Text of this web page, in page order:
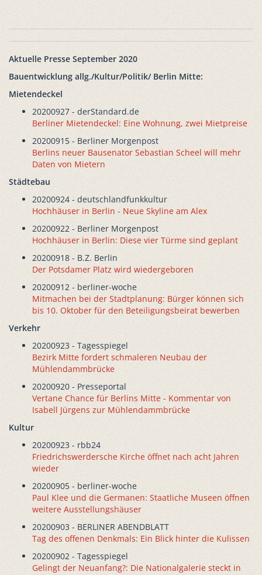
Aktuelle Presse September 2020
Bauentwicklung allg./Kultur/Politik/ Berlin Mitte:
Mietendeckel
20200927 - derStandard.de
Berliner Mietendeckel: Eine Wohnung, zwei Mietpreise
20200915 - Berliner Morgenpost
Berlins neuer Bausenator Sebastian Scheel will mehr
Daten von Mietern
Städtebau
20200924 - deutschlandfunkkultur
Hochhäuser in Berlin - Neue Skyline am Alex
20200922 - Berliner Morgenpost
Hochhäuser in Berlin: Diese vier Türme sind geplant
20200918 - B.Z. Berlin
Der Potsdamer Platz wird wiedergeboren
20200912 - berliner-woche
Mitmachen bei der Stadtplanung: Bürger können sich
bis 10. Oktober für den Beteiligungsbeirat bewerben
Verkehr
20200923 - Tagesspiegel
Bezirk Mitte fordert schmaleren Neubau der
Mühlendammbrücke
20200920 - Presseportal
Vertane Chance für Berlins Mitte - Kommentar von
Isabell Jürgens zur Mühlendammbrücke
Kultur
20200923 - rbb24
Friedrichswerdersche Kirche öffnet nach acht Jahren
wieder
20200905 - berliner-woche
Paul Klee und die Germanen: Staatliche Museen öffnen
weitere Ausstellungshäuser
20200903 - BERLINER ABENDBLATT
Tag des offenen Denkmals: Ein Blick hinter die Kulissen
20200902 - Tagesspiegel
Gelingt der Neuanfang?: Die Nationalgalerie steckt in